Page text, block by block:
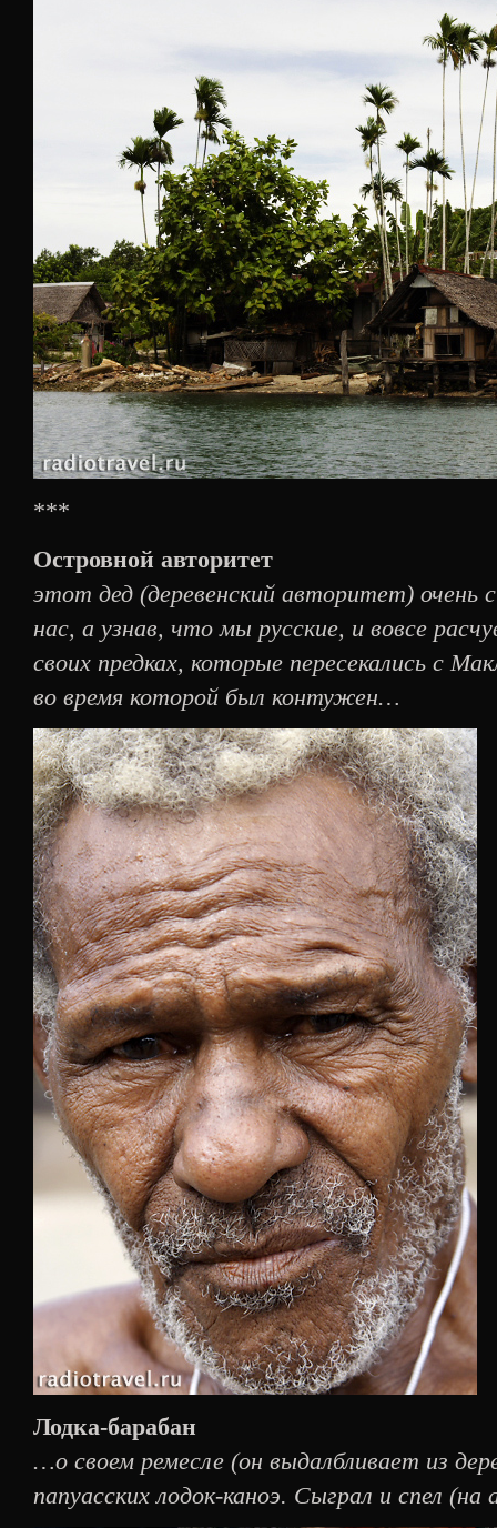
***
Островной авторитет
этот дед (деревенский авторитет) очень
нас, а узнав, что мы русские, и вовсе
своих предках, которые пересекались с
во время которой был контужен…
Лодка-барабан
…о своем ремесле (он выдалбливает из
папуасских лодок-каноэ. Сыграл и спел